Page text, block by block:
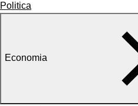
Politica
Economia